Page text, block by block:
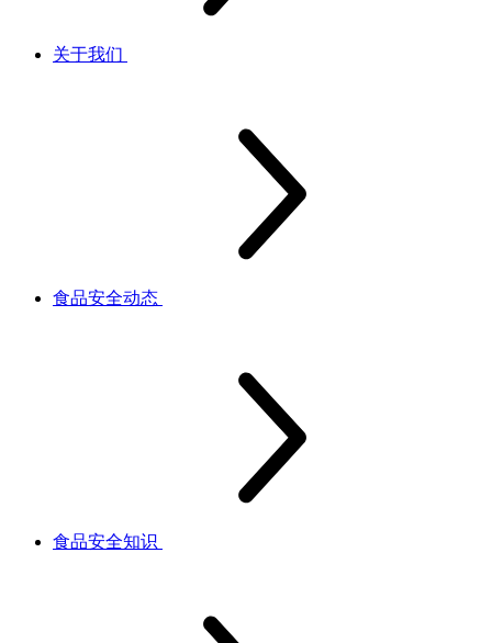
关于我们
食品安全动态
食品安全知识